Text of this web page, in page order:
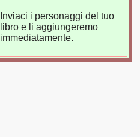
Inviaci i personaggi del tuo
libro e li aggiungeremo
immediatamente.